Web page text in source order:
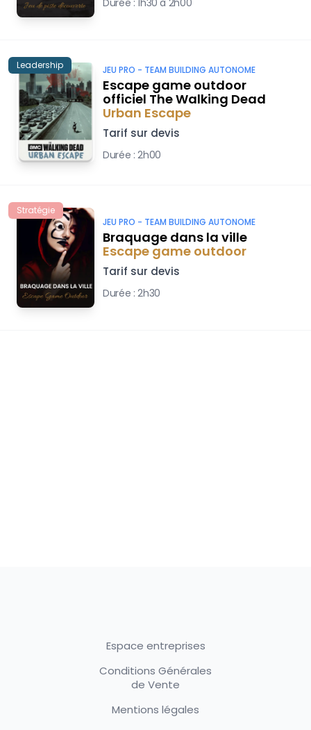
Leadership JEU PRO - TEAM BUILDING AUTONOME
Escape game outdoor
officiel The Walking Dead
Urban Escape
Tarif sur devis
Durée :2h00
Stratégie
JEU PRO - TEAM BUILDING AUTONOME
Braquage dans la ville
Escape game outdoor
Tarif sur devis
Durée :2h30
Espace entreprises
Conditions Générales
de Vente
Mentions légales